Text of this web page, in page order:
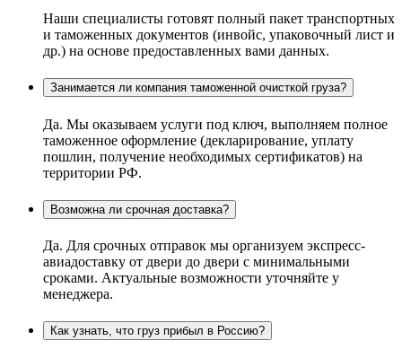
Наши специалисты готовят полный пакет транспортных
и таможенных документов (инвойс, упаковочный лист и
др.) на основе предоставленных вами данных.
Занимается ли компания таможенной очисткой груза?
Да. Мы оказываем услуги под ключ, выполняем полное
таможенное оформление (декларирование, уплату
пошлин, получение необходимых сертификатов) на
территории РФ.
Возможна ли срочная доставка?
Да. Для срочных отправок мы организуем экспресс-
авиадоставку от двери до двери с минимальными
сроками. Актуальные возможности уточняйте у
менеджера.
Как узнать, что груз прибыл в Россию?